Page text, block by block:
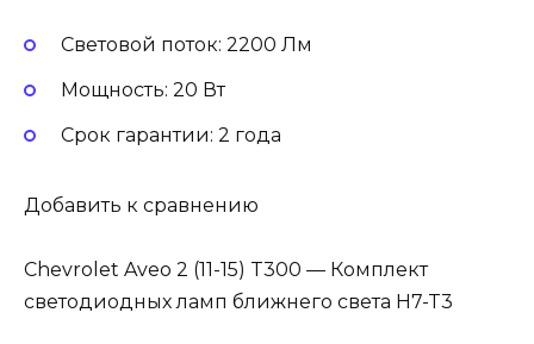
Световой поток: 2200 Лм
Мощность: 20 Вт
Cрок гарантии: 2 года
Добавить к сравнению
Chevrolet Aveo 2 (11-15) T300 — Комплект
светодиодных ламп ближнего света H7-T3